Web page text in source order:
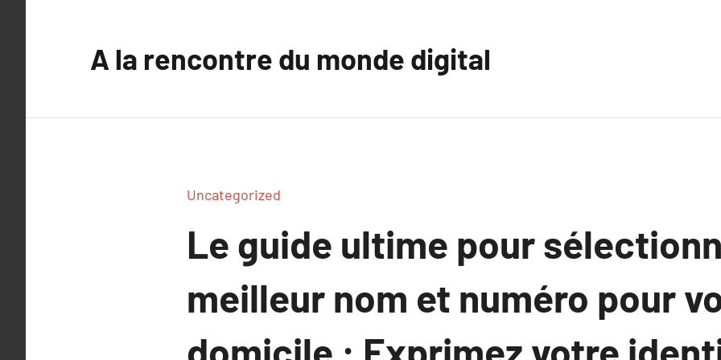
A la rencontre du monde digital
Uncategorized
Le guide ultime pour
meilleur nom et numéro pour